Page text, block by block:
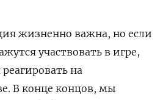
жизненно важна, но если
участвовать в игре,
на
В конце концов, мы